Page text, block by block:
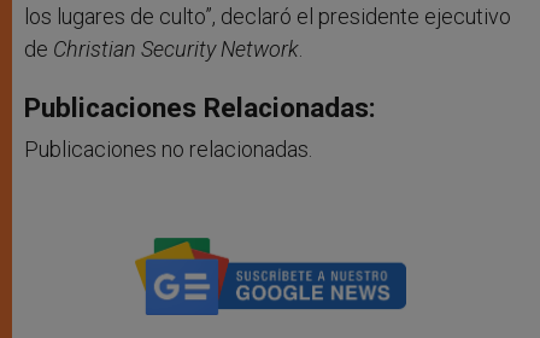
los lugares de culto”, declaró el presidente ejecutivo
de Christian Security Network.
Publicaciones Relacionadas:
Publicaciones no relacionadas.